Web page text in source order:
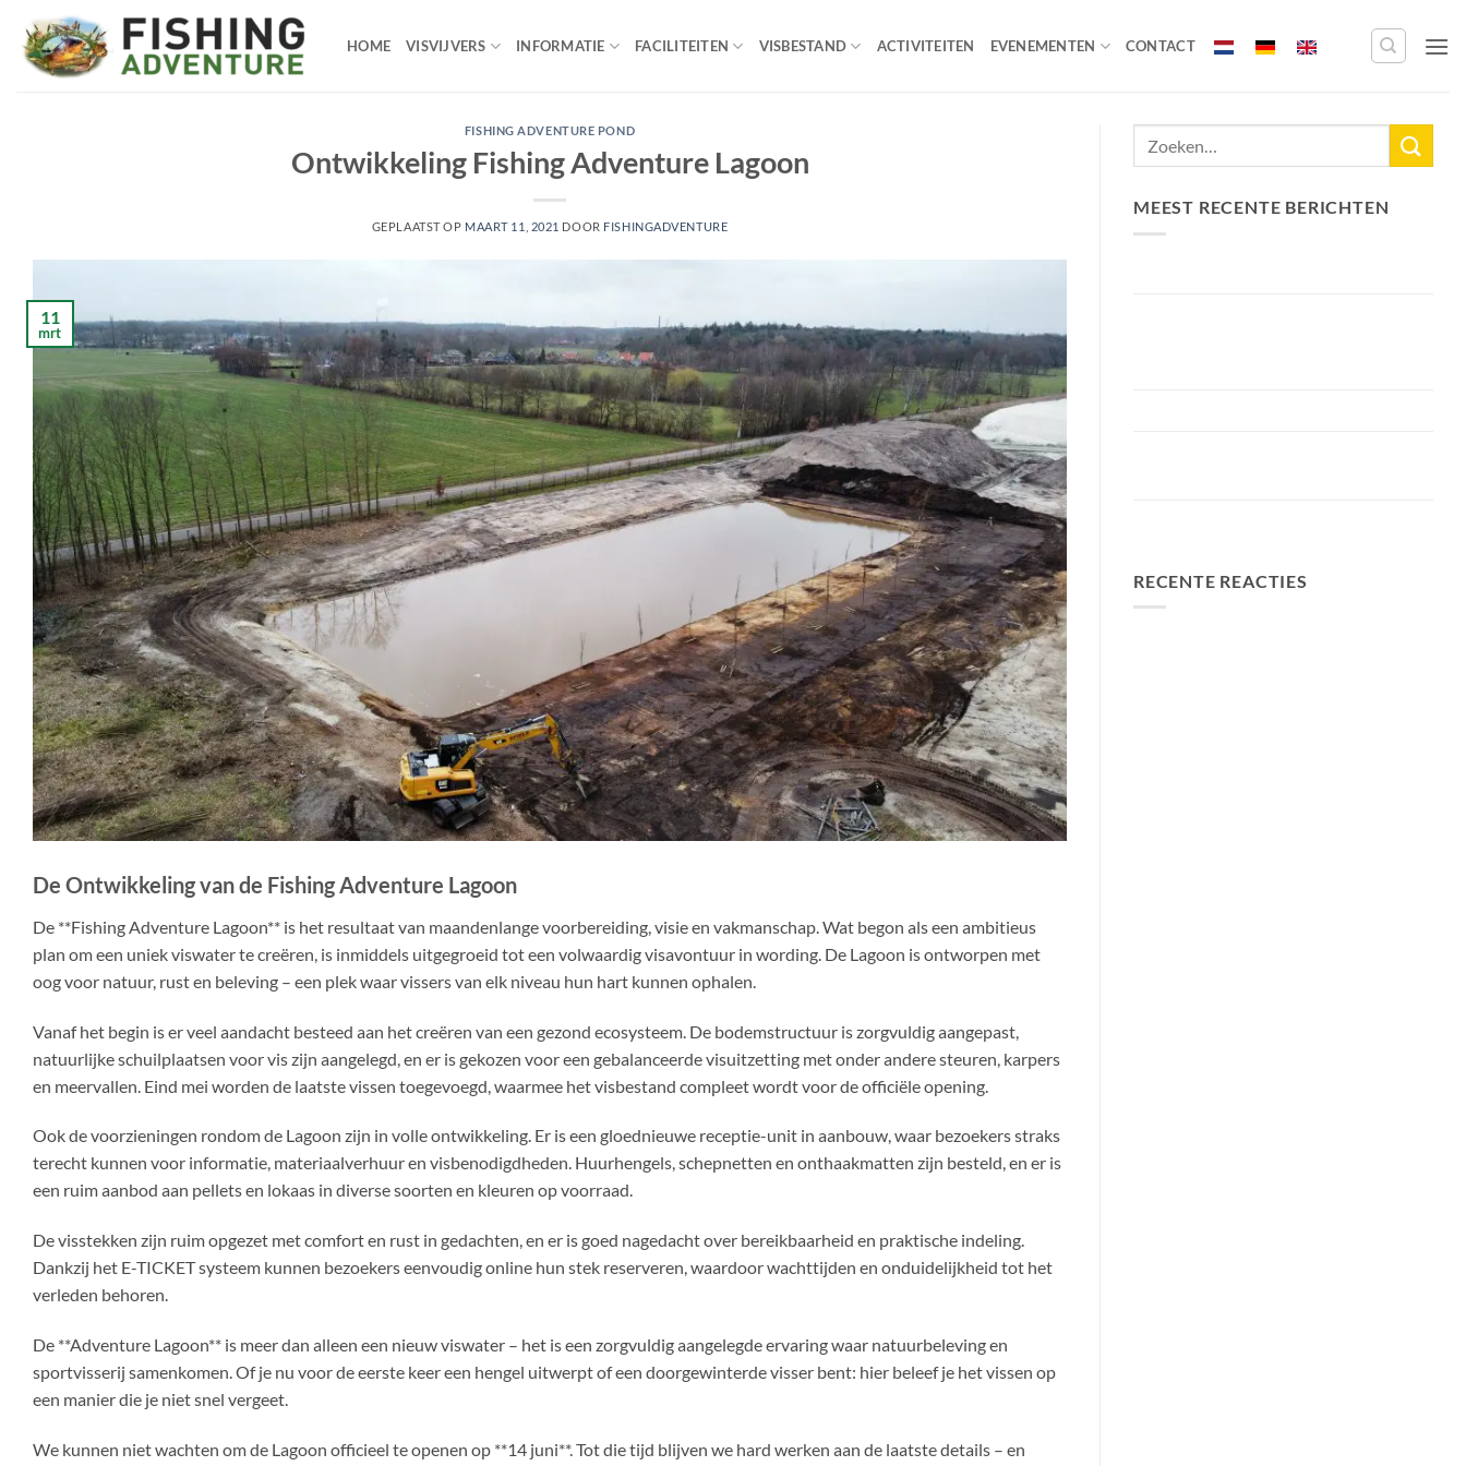
naar
HOME VISVIJVERS INFORMATIE FACILITEITEN VISBESTAND ACTIVITEITEN EVENEMENTEN CONTACT
FISHING ADVENTURE POND
Ontwikkeling Fishing Adventure Lagoon
GEPLAATST OP MAART 11, 2021 DOOR FISHINGADVENTURE
11
mrt
De Ontwikkeling van de Fishing Adventure Lagoon
De **Fishing Adventure Lagoon** is het resultaat van maandenlange voorbereiding, visie en vakmanschap. Wat begon als een ambitieus
plan om een uniek viswater te creëren, is inmiddels uitgegroeid tot een volwaardig visavontuur in wording. De Lagoon is ontworpen met
oog voor natuur, rust en beleving – een plek waar vissers van elk niveau hun hart kunnen ophalen.
Vanaf het begin is er veel aandacht besteed aan het creëren van een gezond ecosysteem. De bodemstructuur is zorgvuldig aangepast,
natuurlijke schuilplaatsen voor vis zijn aangelegd, en er is gekozen voor een gebalanceerde visuitzetting met onder andere steuren, karpers
en meervallen. Eind mei worden de laatste vissen toegevoegd, waarmee het visbestand compleet wordt voor de officiële opening.
Ook de voorzieningen rondom de Lagoon zijn in volle ontwikkeling. Er is een gloednieuwe receptie-unit in aanbouw, waar bezoekers straks
terecht kunnen voor informatie, materiaalverhuur en visbenodigdheden. Huurhengels, schepnetten en onthaakmatten zijn besteld, en er is
een ruim aanbod aan pellets en lokaas in diverse soorten en kleuren op voorraad.
De visstekken zijn ruim opgezet met comfort en rust in gedachten, en er is goed nagedacht over bereikbaarheid en praktische indeling.
Dankzij het E-TICKET systeem kunnen bezoekers eenvoudig online hun stek reserveren, waardoor wachttijden en onduidelijkheid tot het
verleden behoren.
De **Adventure Lagoon** is meer dan alleen een nieuw viswater – het is een zorgvuldig aangelegde ervaring waar natuurbeleving en
sportvisserij samenkomen. Of je nu voor de eerste keer een hengel uitwerpt of een doorgewinterde visser bent: hier beleef je het vissen op
een manier die je niet snel vergeet.
We kunnen niet wachten om de Lagoon officieel te openen op **14 juni**. Tot die tijd blijven we hard werken aan de laatste details – en
MEEST RECENTE BERICHTEN
RECENTE REACTIES